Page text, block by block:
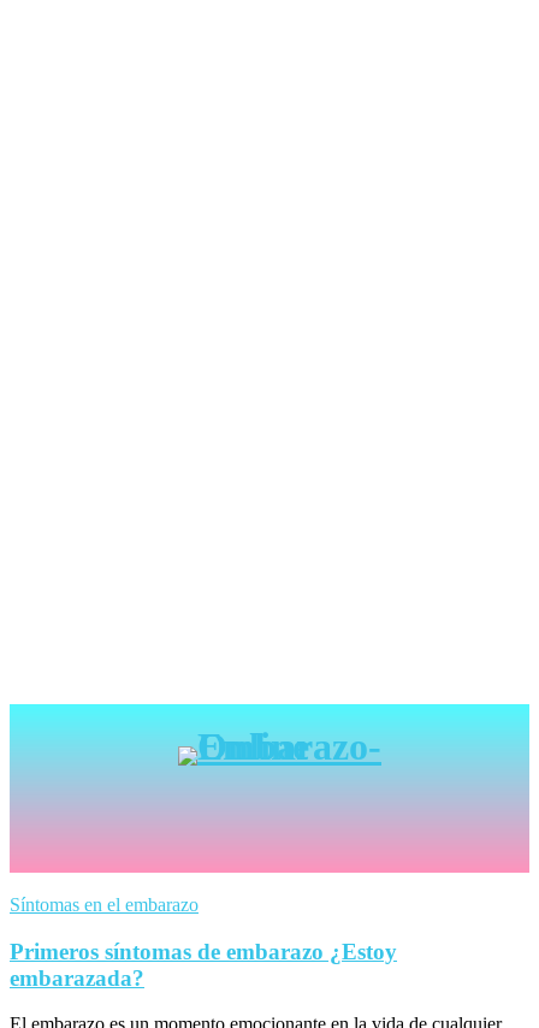
Síntomas en el embarazo
Primeros síntomas de embarazo ¿Estoy
embarazada?